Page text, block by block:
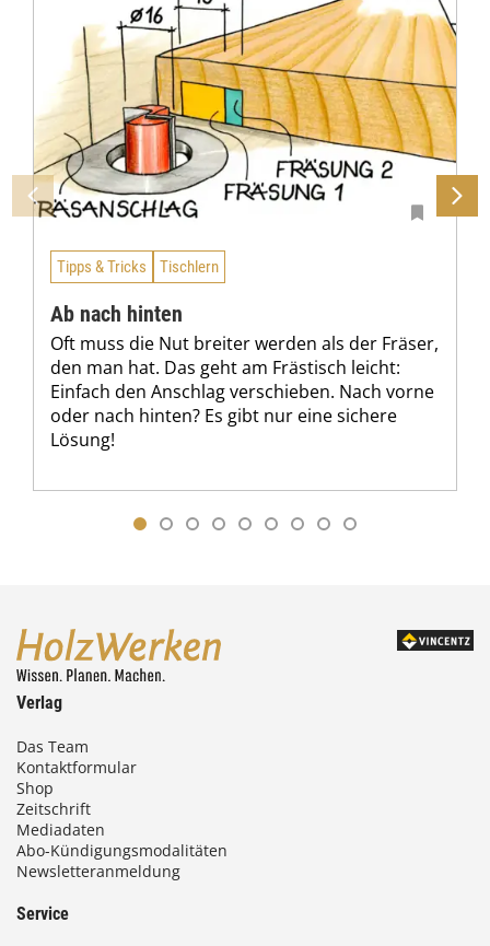
Tipps & Tricks Tischlern
Ab nach hinten
Oft muss die Nut breiter werden als der Fräser,
den man hat. Das geht am Frästisch leicht:
Einfach den Anschlag verschieben. Nach vorne
oder nach hinten? Es gibt nur eine sichere
Lösung!
Verlag
Das Team
Kontaktformular
Shop
Zeitschrift
Mediadaten
Abo-Kündigungsmodalitäten
Newsletteranmeldung
Service